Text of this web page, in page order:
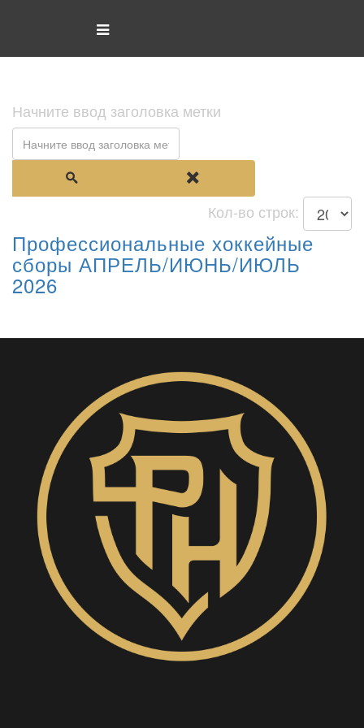
Начните ввод заголовка метки
Кол-во строк:
Профессиональные хоккейные
сборы АПРЕЛЬ/ИЮНЬ/ИЮЛЬ
2026